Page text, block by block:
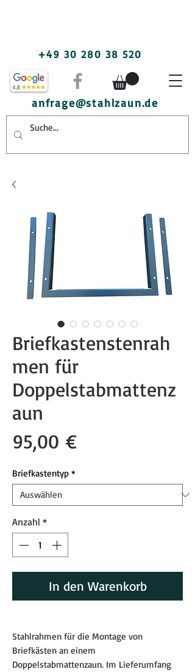
+49 30 280 38 520
anfrage@stahlzaun.de
Briefkastenstenrah
men für
Doppelstabmattenz
aun
95,00 €Preis
Briefkastentyp *
Anzahl *
In den Warenkorb
Stahlrahmen für die Montage von
Briefkästen an einem
Doppelstabmattenzaun. Im Lieferumfang